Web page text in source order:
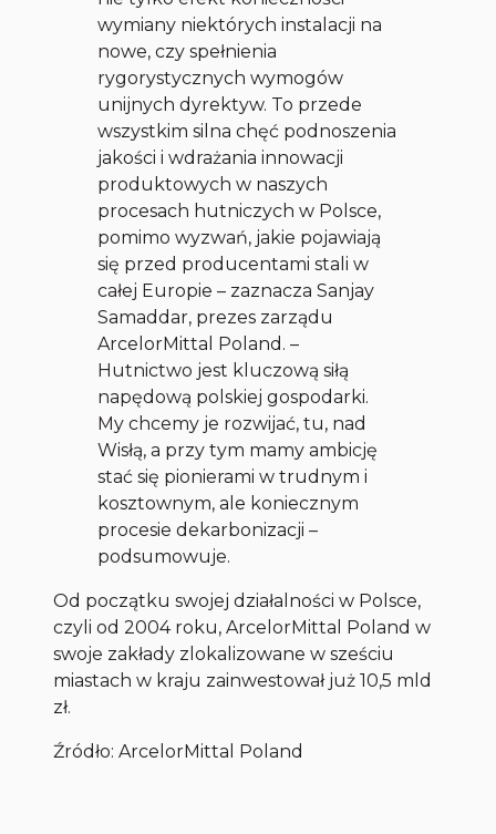
wymiany niektórych instalacji na
nowe, czy spełnienia
rygorystycznych wymogów
unijnych dyrektyw. To przede
wszystkim silna chęć podnoszenia
jakości i wdrażania innowacji
produktowych w naszych
procesach hutniczych w Polsce,
pomimo wyzwań, jakie pojawiają
się przed producentami stali w
całej Europie – zaznacza Sanjay
Samaddar, prezes zarządu
ArcelorMittal Poland. –
Hutnictwo jest kluczową siłą
napędową polskiej gospodarki.
My chcemy je rozwijać, tu, nad
Wisłą, a przy tym mamy ambicję
stać się pionierami w trudnym i
kosztownym, ale koniecznym
procesie dekarbonizacji –
podsumowuje.
Od początku swojej działalności w Polsce,
czyli od 2004 roku, ArcelorMittal Poland w
swoje zakłady zlokalizowane w sześciu
miastach w kraju zainwestował już 10,5 mld
zł.
Źródło: ArcelorMittal Poland